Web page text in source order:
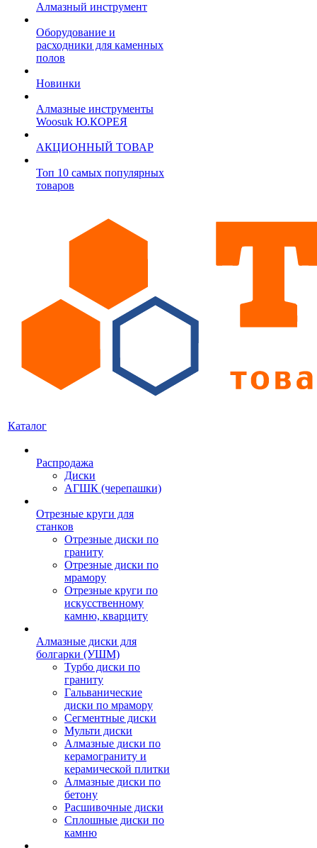
Алмазный инструмент
Оборудование и
расходники для каменных
полов
Новинки
Алмазные инструменты
Woosuk Ю.КОРЕЯ
АКЦИОННЫЙ ТОВАР
Топ 10 самых популярных
товаров
Каталог
Распродажа
Диски
АГШК (черепашки)
Отрезные круги для
станков
Отрезные диски по
граниту
Отрезные диски по
мрамору
Отрезные круги по
искусственному
камню, кварциту
Алмазные диски для
болгарки (УШМ)
Турбо диски по
граниту
Гальванические
диски по мрамору
Сегментные диски
Мульти диски
Алмазные диски по
керамограниту и
керамической плитки
Алмазные диски по
бетону
Расшивочные диски
Сплошные диски по
камню